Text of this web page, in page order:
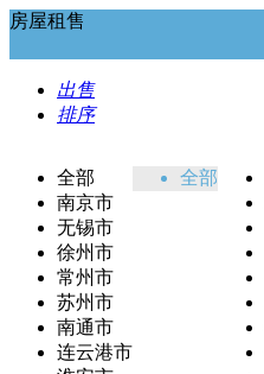
房屋租售
出售
排序
全部
南京市
无锡市
徐州市
常州市
苏州市
南通市
连云港市
全部